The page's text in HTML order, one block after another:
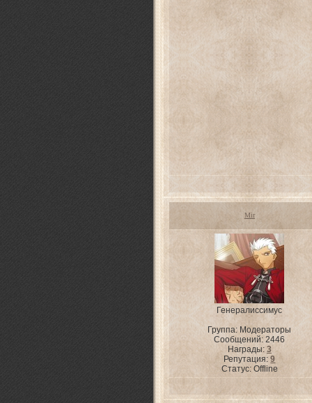
Mir
Генералиссимус
Группа: Модераторы
Сообщений:2446
Награды: 3
Репутация:9
Статус: Offline